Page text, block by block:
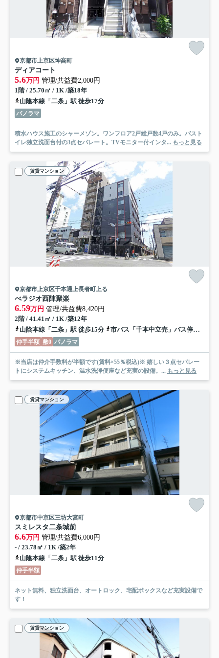
京都市上京区坤高町
ディアコート
5.6万円 管理/共益費2,000円
1階 / 25.70㎡ / 1K /築18年
山陰本線「二条」駅 徒歩17分
パノラマ
積水ハウス施工のシャーメゾン。ワンフロア2戸総戸数4戸のみ。バスト
イレ独立洗面台付の3点セパレート。TVモニター付インタ... もっと見る
賃貸マンション
京都市上京区千本通上長者町上る
べラジオ西陣聚楽
6.59万円 管理/共益費8,420円
2階 / 41.41㎡ / 1K /築12年
山陰本線「二条」駅 徒歩15分
市バス「千本中立売」バス停下車 徒歩2分
仲手半額 敷0 パノラマ
※当店は仲介手数料が半額です(賃料×55％税込)※ 嬉しい３点セパレー
トにシステムキッチン、温水洗浄便座など充実の設備。... もっと見る
賃貸マンション
京都市中京区三坊大宮町
スミレスタ二条城前
6.6万円 管理/共益費6,000円
- / 23.78㎡ / 1K /築2年
山陰本線「二条」駅 徒歩11分
仲手半額
ネット無料、独立洗面台、オートロック、宅配ボックスなど充実設備で
す！
賃貸マンション